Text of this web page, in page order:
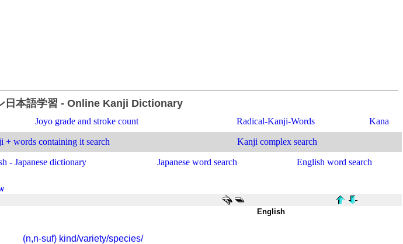
日本語学習 - Online Kanji Dictionary
Joyo grade and stroke count Radical-Kanji-Words Kana
+ words containing it search Kanji complex search
- Japanese dictionary Japanese word search English word search
English
(n,n-suf) kind/variety/species/